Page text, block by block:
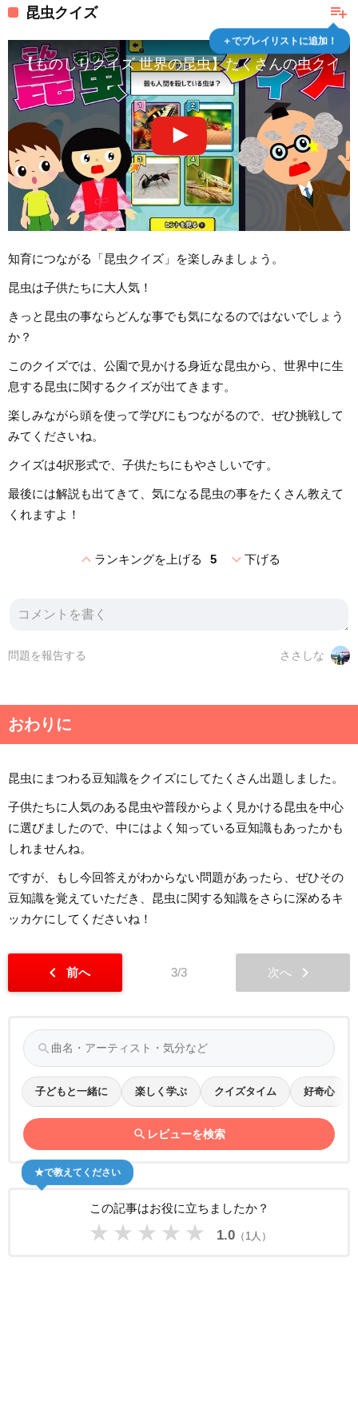
playlist_add
＋でプレイリストに追加！
昆虫クイズ
【ものしりクイズ 世界の昆虫】たくさんの虫クイ
知育につながる「昆虫クイズ」を楽しみましょう。
昆虫は子供たちに大人気！
きっと昆虫の事ならどんな事でも気になるのではないでしょう
か？
このクイズでは、公園で見かける身近な昆虫から、世界中に生
息する昆虫に関するクイズが出てきます。
楽しみながら頭を使って学びにもつながるので、ぜひ挑戦して
みてくださいね。
クイズは4択形式で、子供たちにもやさしいです。
最後には解説も出てきて、気になる昆虫の事をたくさん教えて
くれますよ！
expand_lessランキングを上げる 5 expand_more下げる
ささしな
問題を報告する
おわりに
昆虫にまつわる豆知識をクイズにしてたくさん出題しました。
子供たちに人気のある昆虫や普段からよく見かける昆虫を中心
に選びましたので、中にはよく知っている豆知識もあったかも
しれませんね。
ですが、もし今回答えがわからない問題があったら、ぜひその
豆知識を覚えていただき、昆虫に関する知識をさらに深めるキ
ッカケにしてくださいね！
chevron_left 前へ 3/3 次へ chevron_right
search
子どもと一緒に 楽しく学ぶ クイズタイム 好奇心
search レビューを検索
この記事はお役に立ちましたか？
★ ★ ★ ★ ★ 1.0（1人）
★で教えてください